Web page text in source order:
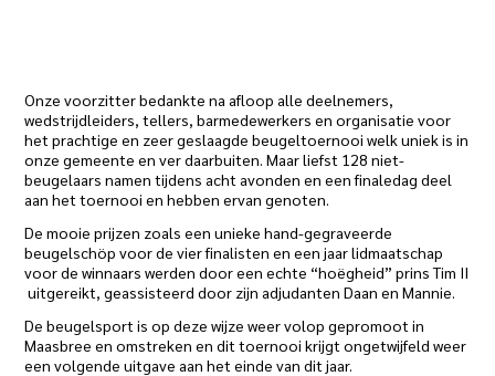
Onze voorzitter bedankte na afloop alle deelnemers,
wedstrijdleiders, tellers, barmedewerkers en organisatie voor
het prachtige en zeer geslaagde beugeltoernooi welk uniek is in
onze gemeente en ver daarbuiten. Maar liefst 128 niet-
beugelaars namen tijdens acht avonden en een finaledag deel
aan het toernooi en hebben ervan genoten.
De mooie prijzen zoals een unieke hand-gegraveerde
beugelschöp voor de vier finalisten en een jaar lidmaatschap
voor de winnaars werden door een echte “hoëgheid” prins Tim II
uitgereikt, geassisteerd door zijn adjudanten Daan en Mannie.
De beugelsport is op deze wijze weer volop gepromoot in
Maasbree en omstreken en dit toernooi krijgt ongetwijfeld weer
een volgende uitgave aan het einde van dit jaar.